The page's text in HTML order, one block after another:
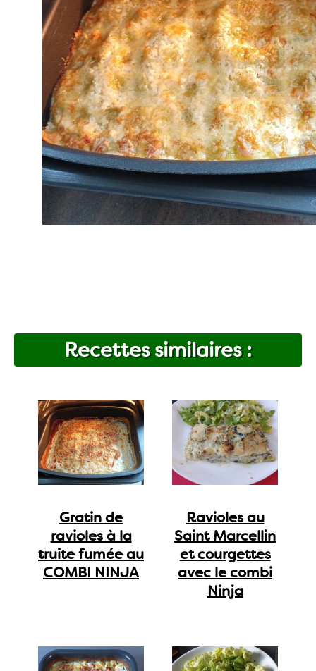
Recettes similaires :
Gratin de
ravioles à la
truite fumée au
COMBI NINJA
Ravioles au
Saint Marcellin
et courgettes
avec le combi
Ninja